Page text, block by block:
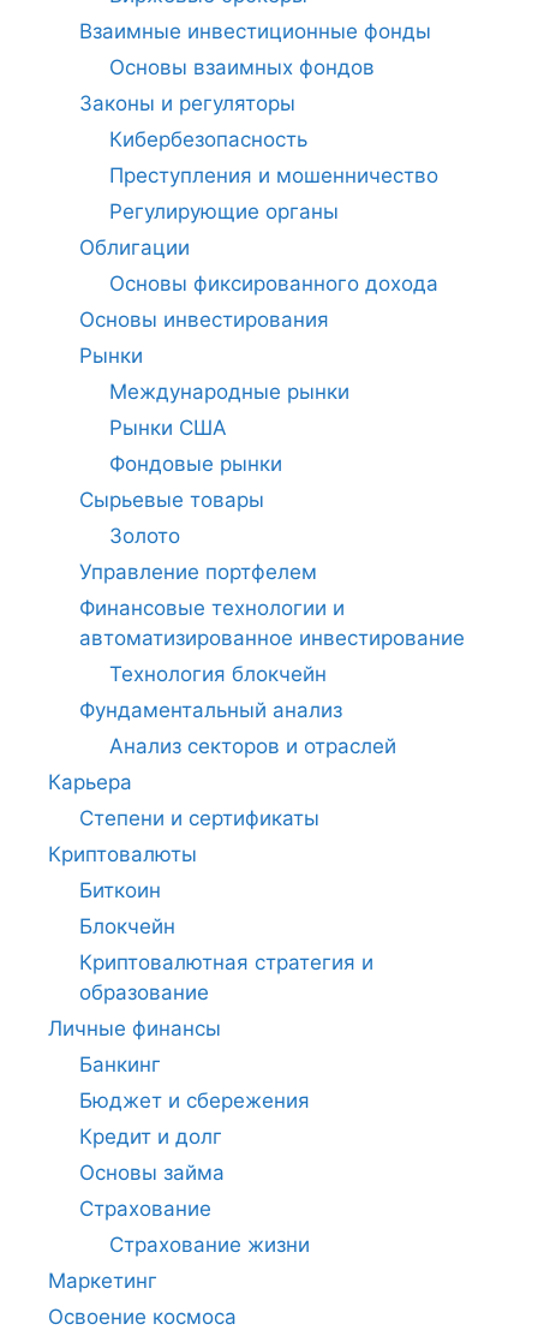
Взаимные инвестиционные фонды
Основы взаимных фондов
Законы и регуляторы
Кибербезопасность
Преступления и мошенничество
Регулирующие органы
Облигации
Основы фиксированного дохода
Основы инвестирования
Рынки
Международные рынки
Рынки США
Фондовые рынки
Сырьевые товары
Золото
Управление портфелем
Финансовые технологии и
автоматизированное инвестирование
Технология блокчейн
Фундаментальный анализ
Анализ секторов и отраслей
Карьера
Степени и сертификаты
Криптовалюты
Биткоин
Блокчейн
Криптовалютная стратегия и
образование
Личные финансы
Банкинг
Бюджет и сбережения
Кредит и долг
Основы займа
Страхование
Страхование жизни
Маркетинг
Освоение космоса